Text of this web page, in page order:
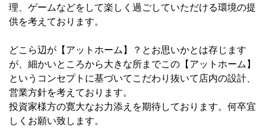
理、ゲームなどをして楽しく過ごしていただける環境の提
供を考えております。
どこら辺が【アットホーム】？とお思いかとは存じます
が、細かいところから大きな所までこの【アットホーム】
というコンセプトに基づいてこだわり抜いて店内の設計、
営業方針を考えております。
投資家様方の寛大なお力添えを期待しております。何卒宜
しくお願い致します。